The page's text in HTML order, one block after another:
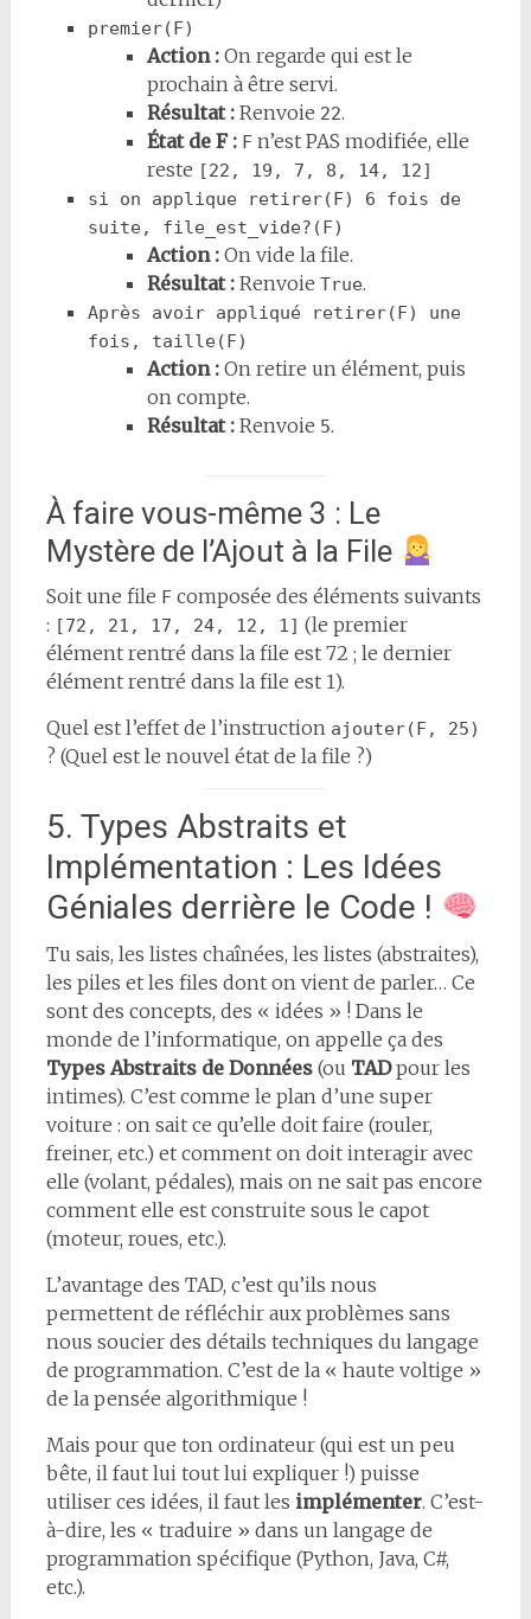
premier(F)
Action :On regarde qui est le
prochain à être servi.
Résultat :Renvoie 22.
État de F : Fn’est PAS modifiée, elle
reste [22, 19, 7, 8, 14, 12]
si on applique retirer(F) 6 fois de
suite, file_est_vide?(F)
Action :On vide la file.
Résultat :Renvoie True.
Après avoir appliqué retirer(F) une
fois, taille(F)
Action :On retire un élément, puis
on compte.
Résultat :Renvoie 5.
À faire vous-même 3 : Le
Mystère de l’Ajout à la File
Soit une file Fcomposée des éléments suivants
: [72, 21, 17, 24, 12, 1] (le premier
élément rentré dans la file est 72 ; le dernier
élément rentré dans la file est 1).
Quel est l’effet de l’instruction ajouter(F, 25)
? (Quel est le nouvel état de la file ?)
5. Types Abstraits et
Implémentation : Les Idées
Géniales derrière le Code !
Tu sais, les listes chaînées, les listes (abstraites),
les piles et les files dont on vient de parler… Ce
sont des concepts, des « idées » ! Dans le
monde de l’informatique, on appelle ça des
Types Abstraits de Données(ou TADpour les
intimes). C’est comme le plan d’une super
voiture : on sait ce qu’elle doit faire (rouler,
freiner, etc.) et comment on doit interagir avec
elle (volant, pédales), mais on ne sait pas encore
comment elle est construite sous le capot
(moteur, roues, etc.).
L’avantage des TAD, c’est qu’ils nous
permettent de réfléchir aux problèmes sans
nous soucier des détails techniques du langage
de programmation. C’est de la « haute voltige »
de la pensée algorithmique !
Mais pour que ton ordinateur (qui est un peu
bête, il faut lui tout lui expliquer !) puisse
utiliser ces idées, il faut les implémenter. C’est-
à-dire, les « traduire » dans un langage de
programmation spécifique (Python, Java, C#,
etc.).